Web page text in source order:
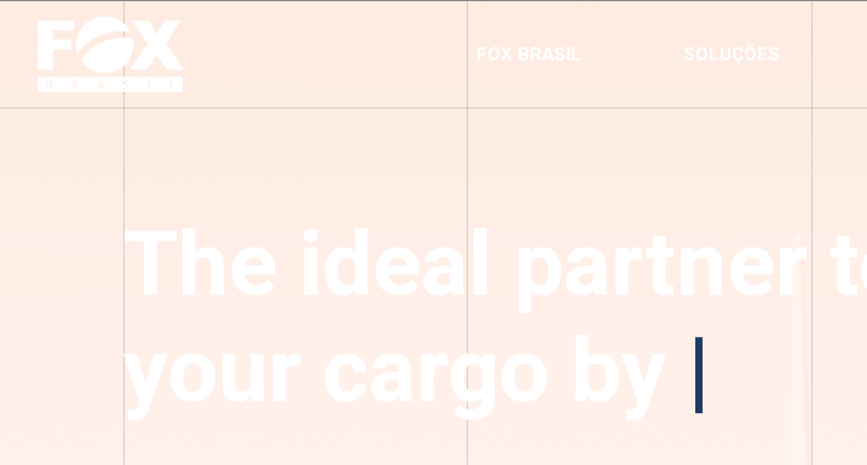
FOX BRASIL SOLUÇÕES
The ideal partner
your cargo by |